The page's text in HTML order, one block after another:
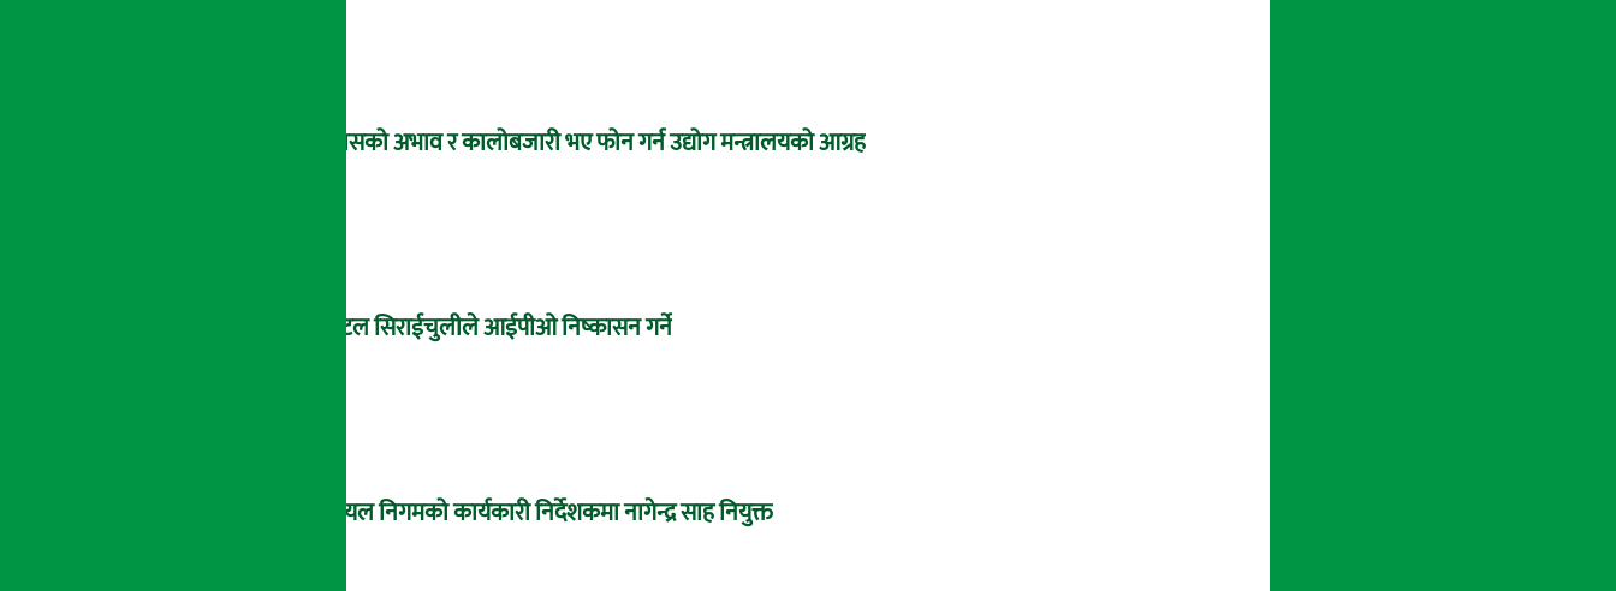
ग्यासको अभाव र कालोबजारी भए फोन गर्न उद्योग मन्त्रालयको आग्रह
होटल सिराईचुलीले आईपीओ निष्कासन गर्ने
आयल निगमको कार्यकारी निर्देशकमा नागेन्द्र साह नियुक्त